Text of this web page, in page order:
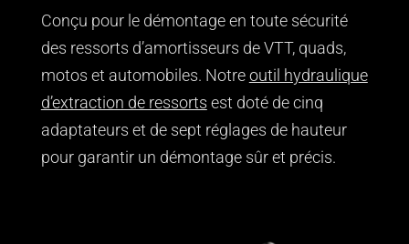
Conçu pour le démontage en toute sécurité
des ressorts d’amortisseurs de VTT, quads,
motos et automobiles. Notreoutil hydraulique
d’extraction de ressorts est doté de cinq
adaptateurs et de sept réglages de hauteur
pour garantir un démontage sûr et précis.